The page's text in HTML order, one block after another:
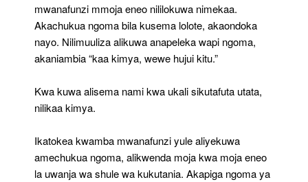
mwanafunzi mmoja eneo nililokuwa nimekaa.
Akachukua ngoma bila kusema lolote, akaondoka
nayo. Nilimuuliza alikuwa anapeleka wapi ngoma,
akaniambia “kaa kimya, wewe hujui kitu.”
Kwa kuwa alisema nami kwa ukali sikutafuta utata,
nilikaa kimya.
Ikatokea kwamba mwanafunzi yule aliyekuwa
amechukua ngoma, alikwenda moja kwa moja eneo
la uwanja wa shule wa kukutania. Akapiga ngoma ya